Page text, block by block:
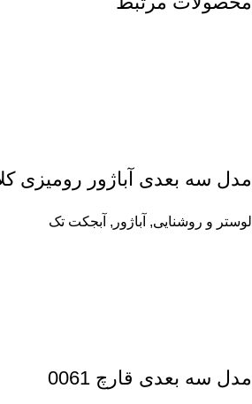
مدل سه بعدی آباژور رومیزی
لوستر و روشنایی, آباژور , آبجکت تک
مدل سه بعدی قارچ 0061